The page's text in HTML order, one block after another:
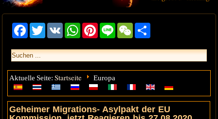
Facebook
Twitter VK WhatsAppPinterestLine WeChat
Aktuelle Seite:Startseite Europa
Geheimer Migrations- Asylpakt der EU